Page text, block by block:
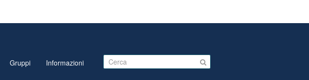
Gruppi Informazioni